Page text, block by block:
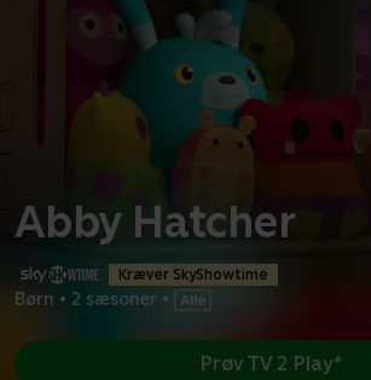
Abby Hatcher
Kræver SkyShowtime
Børn • 2 sæsoner •
Prøv TV 2 Play*